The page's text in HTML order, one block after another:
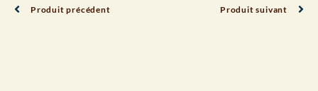
Produit précédent Produit suivant